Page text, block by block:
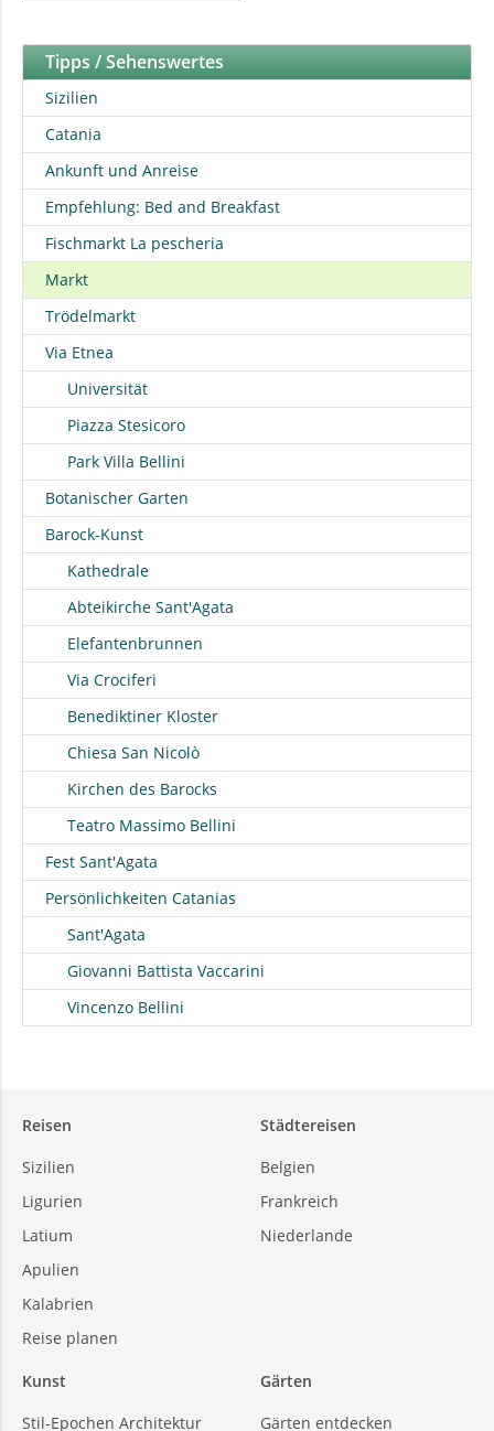
Tipps / Sehenswertes
Sizilien
Catania
Ankunft und Anreise
Empfehlung: Bed and Breakfast
Fischmarkt La pescheria
Markt
Trödelmarkt
Via Etnea
Universität
Piazza Stesicoro
Park Villa Bellini
Botanischer Garten
Barock-Kunst
Kathedrale
Abteikirche Sant'Agata
Elefantenbrunnen
Via Crociferi
Benediktiner Kloster
Chiesa San Nicolò
Kirchen des Barocks
Teatro Massimo Bellini
Fest Sant'Agata
Persönlichkeiten Catanias
Sant'Agata
Giovanni Battista Vaccarini
Vincenzo Bellini
Reisen
Sizilien
Ligurien
Latium
Apulien
Kalabrien
Reise planen
Städtereisen
Belgien
Frankreich
Niederlande
Kunst
Stil-Epochen Architektur
Gärten
Gärten entdecken